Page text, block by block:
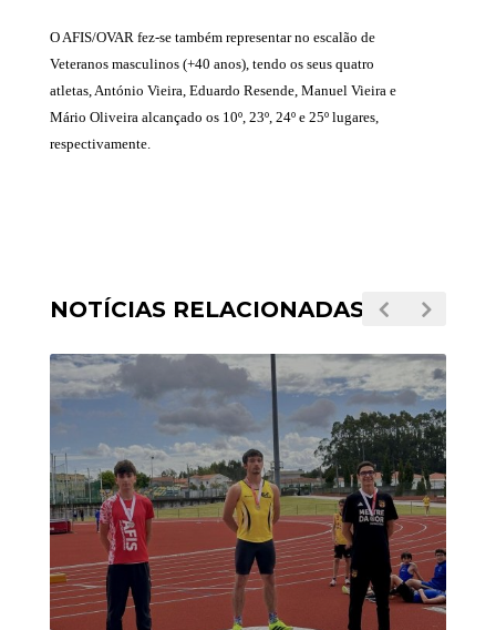
O AFIS/OVAR fez-se também representar no escalão de
Veteranos masculinos (+40 anos), tendo os seus quatro
atletas, António Vieira, Eduardo Resende, Manuel Vieira e
Mário Oliveira alcançado os 10º, 23º, 24º e 25º lugares,
respectivamente.
NOTÍCIAS RELACIONADAS